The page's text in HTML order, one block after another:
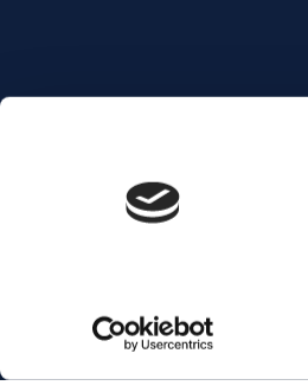
SOBRE NOSOTROS
FAQ
DIVERSITY POLICY